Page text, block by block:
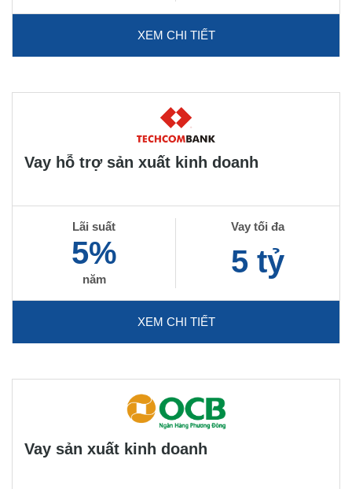
XEM CHI TIẾT
Vay hỗ trợ sản xuất kinh doanh
Lãi suất
5%
năm
Vay tối đa
5 tỷ
XEM CHI TIẾT
Vay sản xuất kinh doanh